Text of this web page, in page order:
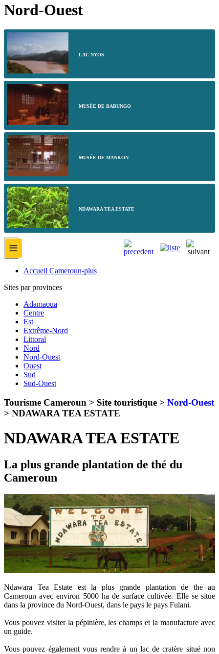
Nord-Ouest
LAC NYOS
MUSÉE DE BABUNGO
MUSÉE DE MANKON
NDAWARA TEA ESTATE
≡
Accueil Cameroun-plus
Sites par provinces
Adamaoua
Centre
Est
Extrême-Nord
Littoral
Nord
Nord-Ouest
Ouest
Sud
Sud-Ouest
Tourisme Cameroun > Site touristique > Nord-Ouest
> NDAWARA TEA ESTATE
NDAWARA TEA ESTATE
La plus grande plantation de thé du
Cameroun
Ndawara Tea Estate est la plus grande plantation de the au
Cameroun avec environ 5000 ha de surface cultivée. Elle se situe
dans la province du Nord-Ouest, dans le pays le pays Fulani.
Vous pouvez visiter la pépinière, les champs et la manufacture avec
un guide.
Vous pouvez également vous rendre à un lac de cratère situé non